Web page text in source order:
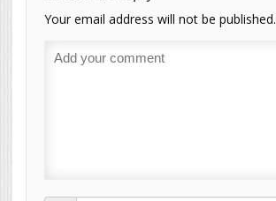
Your email address will not be published.